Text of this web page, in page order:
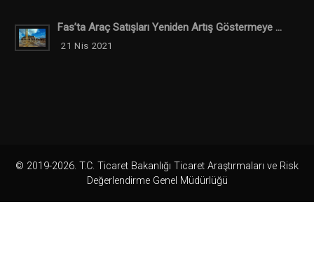
Fas’ta Araç Satışları Yeniden Artış Göstermeye ...
21 Nis 2021
© 2019-2026. T.C. Ticaret Bakanlığı Ticaret Araştırmaları ve Risk
Değerlendirme Genel Müdürlüğü